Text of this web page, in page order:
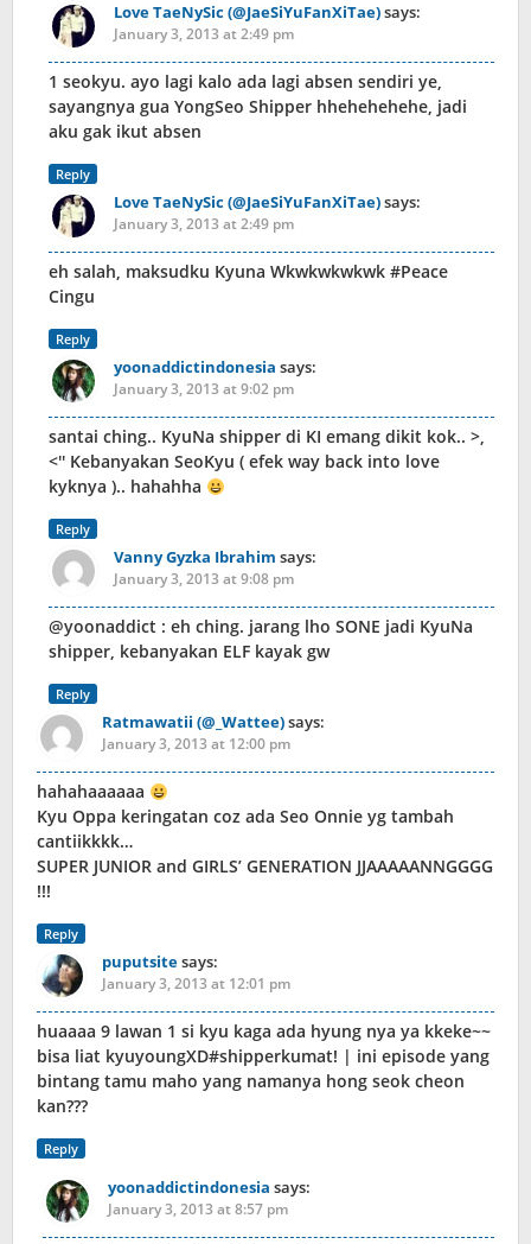
Love TaeNySic (@JaeSiYuFanXiTae)says:
January 3, 2013 at 2:49 pm
1 seokyu. ayo lagi kalo ada lagi absen sendiri ye,
sayangnya gua YongSeo Shipper hhehehehehe, jadi
aku gak ikut absen
Reply
Love TaeNySic (@JaeSiYuFanXiTae)says:
January 3, 2013 at 2:49 pm
eh salah, maksudku Kyuna Wkwkwkwkwk #Peace
Cingu
Reply
yoonaddictindonesia says:
January 3, 2013 at 9:02 pm
santai ching.. KyuNa shipper di KI emang dikit kok.. >,
<'' Kebanyakan SeoKyu ( efek way back into love
kyknya ).. hahahha
Reply
Vanny Gyzka Ibrahim says:
January 3, 2013 at 9:08 pm
@yoonaddict : eh ching. jarang lho SONE jadi KyuNa
shipper, kebanyakan ELF kayak gw
Reply
Ratmawatii (@_Wattee)says:
January 3, 2013 at 12:00 pm
hahahaaaaaa
Kyu Oppa keringatan coz ada Seo Onnie yg tambah
cantiikkkk…
SUPER JUNIOR and GIRLS’ GENERATION JJAAAAANNGGGG
!!!
Reply
puputsitesays:
January 3, 2013 at 12:01 pm
huaaaa 9 lawan 1 si kyu kaga ada hyung nya ya kkeke~~
bisa liat kyuyoungXD#shipperkumat! | ini episode yang
bintang tamu maho yang namanya hong seok cheon
kan???
Reply
yoonaddictindonesia says:
January 3, 2013 at 8:57 pm